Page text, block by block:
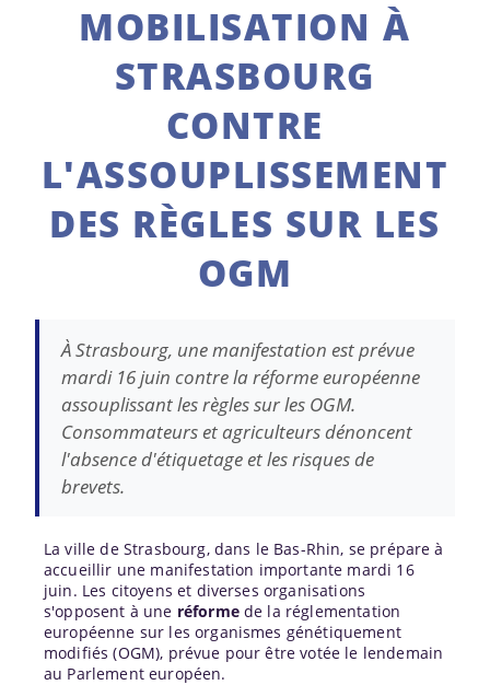
MOBILISATION À
STRASBOURG
CONTRE
L'ASSOUPLISSEMENT
DES RÈGLES SUR LES
OGM
À Strasbourg, une manifestation est prévue
mardi 16 juin contre la réforme européenne
assouplissant les règles sur les OGM.
Consommateurs et agriculteurs dénoncent
l'absence d'étiquetage et les risques de
brevets.
La ville de Strasbourg, dans le Bas-Rhin, se prépare à
accueillir une manifestation importante mardi 16
juin. Les citoyens et diverses organisations
s'opposent à une réformede la réglementation
européenne sur les organismes génétiquement
modifiés (OGM), prévue pour être votée le lendemain
au Parlement européen.